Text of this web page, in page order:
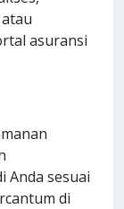
asuransi
Anda sesuai
di